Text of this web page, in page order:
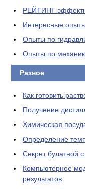
РЕЙТИНГ
Интересные
Опыты по
Опыты по
Разное
Как готовить
Получение
Химическая
Определение
Секрет булатной
Компьютерное
результатов